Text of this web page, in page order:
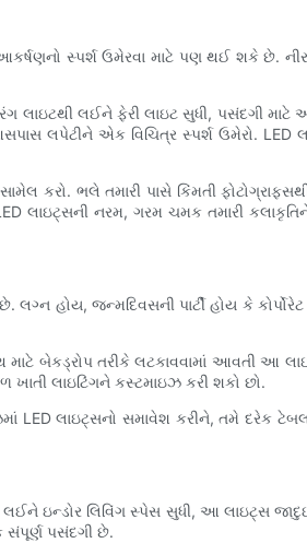
સ્પર્શ ઉમેરવા માટે પણ થઈ શકે છે.
લાઇટથી લઈને ફેરી લાઇટ સુધી, પસંદગી
લપેટીને એક વિચિત્ર સ્પર્શ ઉમેરો.
કરો. ભલે તમારી પાસે કિંમતી
નરમ, ગરમ ચમક તમારી
હોય, જન્મદિવસની પાર્ટી હોય કે
માટે બેકડ્રોપ તરીકે લટકાવવામાં આવતી
ખાતી લાઇટિંગને કસ્ટમાઇઝ કરી શકો છો.
લાઇટ્સનો સમાવેશ કરીને, તમે દરેક
ઇન્ડોર લિવિંગ સ્પેસ સુધી, આ લાઇટ્સ
સંપૂર્ણ પસંદગી છે.